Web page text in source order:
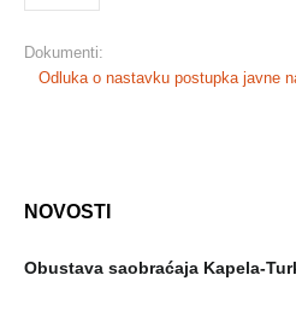
Dokumenti:
Odluka o nastavku postupka javne
NOVOSTI
Obustava saobraćaja Kapela-